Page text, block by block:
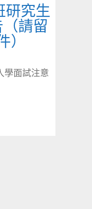
研究生
請留
學面試注意